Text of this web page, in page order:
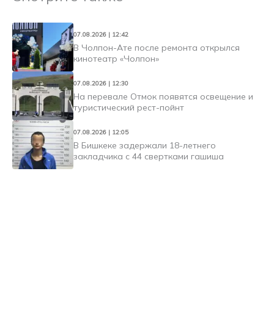
07.08.2026 | 12:42
В Чолпон-Ате после ремонта открылся
кинотеатр «Чолпон»
07.08.2026 | 12:30
На перевале Отмок появятся освещение и
туристический рест-пойнт
07.08.2026 | 12:05
В Бишкеке задержали 18-летнего
закладчика с 44 свертками гашиша